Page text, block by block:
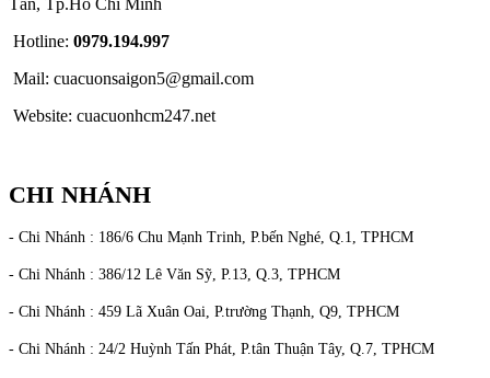
Hotline: 0979.194.997
Mail: cuacuonsaigon5@gmail.com
Website: cuacuonhcm247.net
CHI NHÁNH
- Chi Nhánh : 186/6 Chu Mạnh Trinh, P.bến Nghé, Q.1, TPHCM
- Chi Nhánh : 386/12 Lê Văn Sỹ, P.13, Q.3, TPHCM
- Chi Nhánh : 459 Lã Xuân Oai, P.trường Thạnh, Q9, TPHCM
- Chi Nhánh : 24/2 Huỳnh Tấn Phát, P.tân Thuận Tây, Q.7, TPHCM